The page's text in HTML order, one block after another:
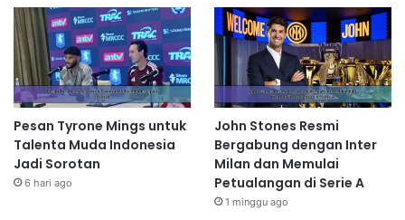
Pesan Tyrone Mings untuk
Talenta Muda Indonesia
Jadi Sorotan
6 hari ago
John Stones Resmi
Bergabung dengan Inter
Milan dan Memulai
Petualangan di Serie A
1 minggu ago